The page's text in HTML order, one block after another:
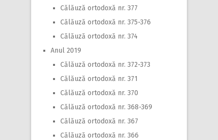
Călăuză ortodoxă nr. 377
Călăuză ortodoxă nr. 375-376
Călăuză ortodoxă nr. 374
Anul 2019
Călăuză ortodoxă nr. 372-373
Călăuză ortodoxă nr. 371
Călăuză ortodoxă nr. 370
Călăuză ortodoxă nr. 368-369
Călăuză ortodoxă nr. 367
Călăuză ortodoxă nr. 366